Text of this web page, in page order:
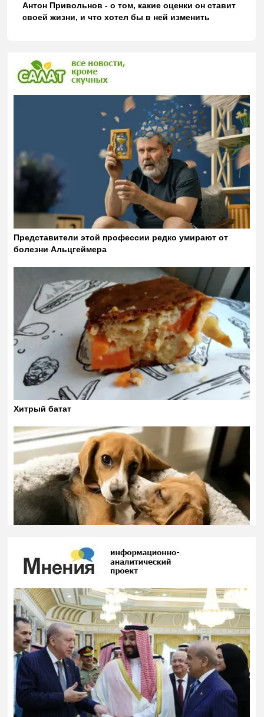
Антон Привольнов - о том, какие оценки он ставит
своей жизни, и что хотел бы в ней изменить